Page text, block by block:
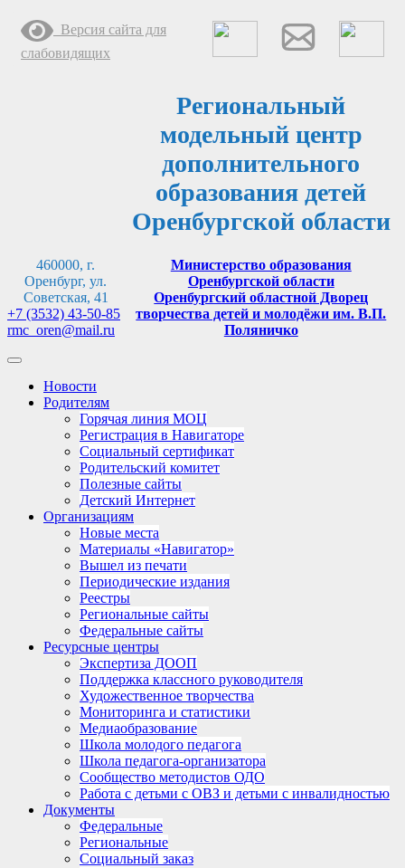
содержимому
Версия сайта для
слабовидящих
Региональный
модельный центр
дополнительного
образования детей
Оренбургской области
460000, г.
Оренбург, ул.
Советская, 41
+7 (3532) 43-50-85
rmc_oren@mail.ru
Министерство образования
Оренбургской области
Оренбургский областной Дворец
творчества детей и молодёжи им. В.П.
Поляничко
Новости
Родителям
Горячая линия МОЦ
Регистрация в Навигаторе
Социальный сертификат
Родительский комитет
Полезные сайты
Детский Интернет
Организациям
Новые места
Материалы «Навигатор»
Вышел из печати
Периодические издания
Реестры
Региональные сайты
Федеральные сайты
Ресурсные центры
Экспертиза ДООП
Поддержка классного руководителя
Художественное творчества
Мониторинга и статистики
Медиаобразование
Школа молодого педагога
Школа педагога-организатора
Сообщество методистов ОДО
Работа с детьми с ОВЗ и детьми с инвалидностью
Документы
Федеральные
Региональные
Социальный заказ